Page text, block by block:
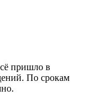
пришло в
По срокам